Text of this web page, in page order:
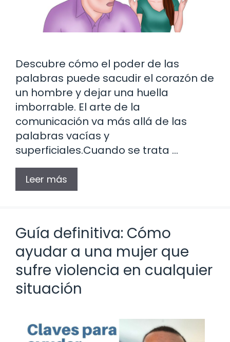
Descubre cómo el poder de las
palabras puede sacudir el corazón de
un hombre y dejar una huella
imborrable. El arte de la
comunicación va más allá de las
palabras vacías y
superficiales.Cuando se trata …
Leer más
Guía definitiva: Cómo
ayudar a una mujer que
sufre violencia en cualquier
situación